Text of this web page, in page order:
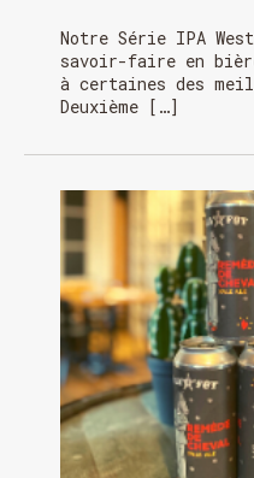
Notre Série IPA
savoir-faire en
à certaines des
Deuxième […]